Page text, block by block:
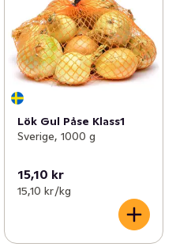
Lök Gul Påse Klass1
Sverige, 1000 g
15,10 kr
15,10 kr /kg